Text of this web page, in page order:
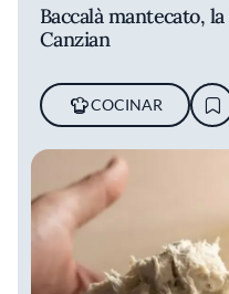
Baccalà mantecato,
Canzian
COCINAR